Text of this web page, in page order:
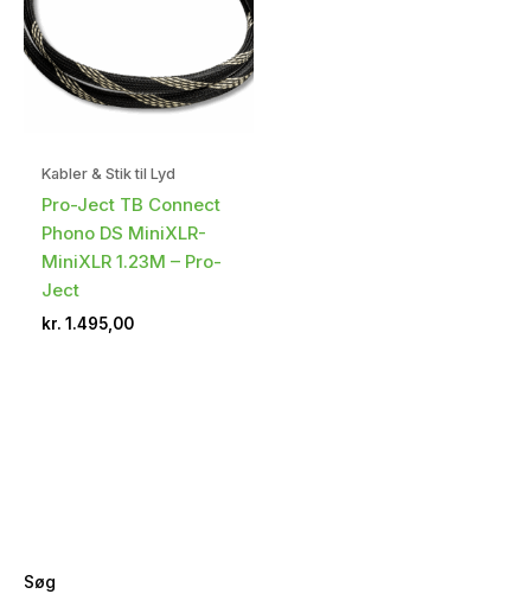
Søg
Kabler & Stik til Lyd
Pro-Ject TB Connect
Phono DS MiniXLR-
MiniXLR 1.23M – Pro-
Ject
kr. 1.495,00